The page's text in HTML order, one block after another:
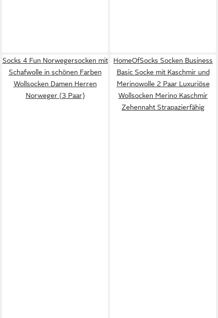
Socks 4 Fun Norwegersocken mit
Schafwolle in schönen Farben
Wollsocken Damen Herren
Norweger (3 Paar)
HomeOfSocks Socken Business
Basic Socke mit Kaschmir und
Merinowolle 2 Paar Luxuriöse
Wollsocken Merino Kaschmir
Zehennaht Strapazierfähig